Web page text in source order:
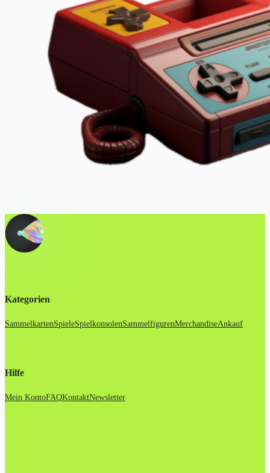
Kategorien
SammelkartenSpieleSpielkonsolenSammelfigurenMerchandiseAnkauf
Hilfe
Mein KontoFAQKontaktNewsletter